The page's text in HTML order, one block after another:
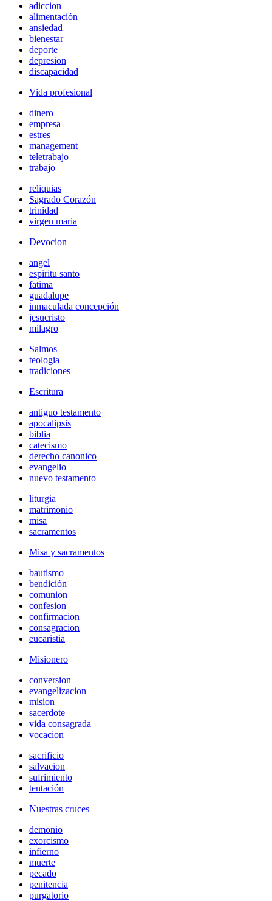
adiccion
alimentación
ansiedad
bienestar
deporte
depresion
discapacidad
Vida profesional
dinero
empresa
estres
management
teletrabajo
trabajo
reliquias
Sagrado Corazón
trinidad
virgen maria
Devocion
angel
espiritu santo
fatima
guadalupe
inmaculada concepción
jesucristo
milagro
Salmos
teologia
tradiciones
Escritura
antiguo testamento
apocalipsis
biblia
catecismo
derecho canonico
evangelio
nuevo testamento
liturgia
matrimonio
misa
sacramentos
Misa y sacramentos
bautismo
bendición
comunion
confesion
confirmacion
consagracion
eucaristia
Misionero
conversion
evangelizacion
mision
sacerdote
vida consagrada
vocacion
sacrificio
salvacion
sufrimiento
tentación
Nuestras cruces
demonio
exorcismo
infierno
muerte
pecado
penitencia
purgatorio